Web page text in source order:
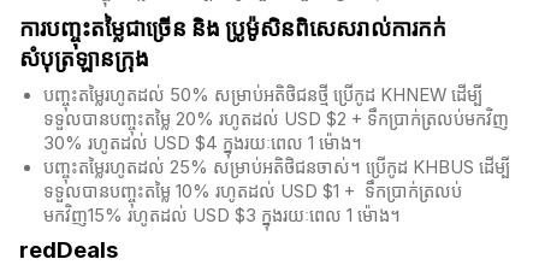
ការបញ្ចុះតម្លៃជាច្រើន និង​ ប្រូម៉ូសិនពិសេសរាល់ការកក់
សំបុត្រឡានក្រុង
បញ្ចុះតម្លៃរហូតដល់ 50% សម្រាប់អតិថិជនថ្មី ប្រើកូដ KHNEW ដើម្បី
ទទួលបានបញ្ចុះតម្លៃ 20% រហូតដល់ USD $2 + ទឹកប្រាក់ត្រលប់មកវិញ
30% រហូតដល់ USD $4 ក្នុងរយៈពេល 1 ម៉ោង។
បញ្ចុះតម្លៃរហូតដល់ 25% សម្រាប់អតិថិជនចាស់។ ប្រើកូដ KHBUS ដើម្បី
ទទួលបានបញ្ចុះតម្លៃ 10% រហូតដល់ USD $1 + ទឹកប្រាក់ត្រលប់
មកវិញ15% រហូតដល់ USD $3 ក្នុងរយៈពេល 1 ម៉ោង។
redDeals